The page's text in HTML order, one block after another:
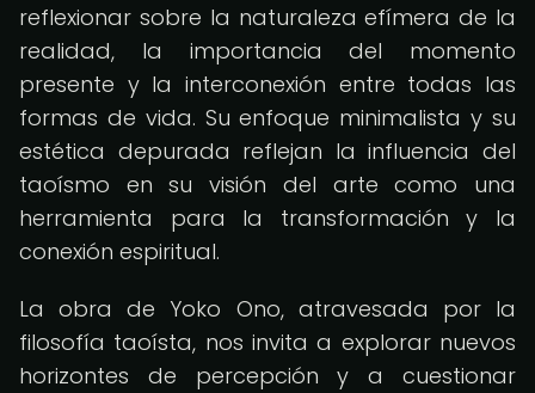
reflexionar sobre la naturaleza efímera de la
realidad, la importancia del momento
presente y la interconexión entre todas las
formas de vida. Su enfoque minimalista y su
estética depurada reflejan la influencia del
taoísmo en su visión del arte como una
herramienta para la transformación y la
conexión espiritual.
La obra de Yoko Ono, atravesada por la
filosofía taoísta, nos invita a explorar nuevos
horizontes de percepción y a cuestionar